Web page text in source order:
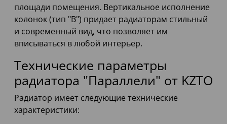
площади помещения. Вертикальное исполнение
колонок (тип "В") придает радиаторам стильный
и современный вид, что позволяет им
вписываться в любой интерьер.
Технические параметры
радиатора "Параллели" от KZTO
Радиатор имеет следующие технические
характеристики: